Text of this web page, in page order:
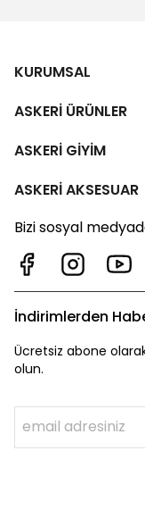
KURUMSAL
ASKERİ ÜRÜNLER
ASKERİ GİYİM
ASKERİ AKSESUAR
Bizi sosyal
İndirimlerden
Ücretsiz abone
olun.